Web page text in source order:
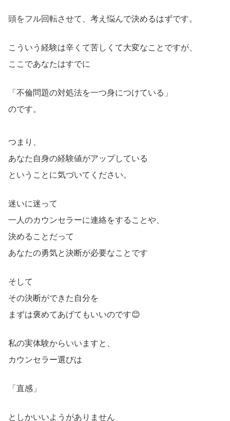
頭をフル回転させて、考え悩んで決めるはずです。
こういう経験は辛くて苦しくて大変なことですが、
ここであなたはすでに
「不倫問題の対処法を一つ身につけている」
のです。
つまり、
あなた自身の経験値がアップしている
ということに気づいてください。
迷いに迷って
一人のカウンセラーに連絡をすることや、
決めることだって
あなたの勇気と決断が必要なことです
そして
その決断ができた自分を
まずは褒めてあげてもいいのです😊
私の実体験からいいますと、
カウンセラー選びは
「直感」
としかいいようがありません